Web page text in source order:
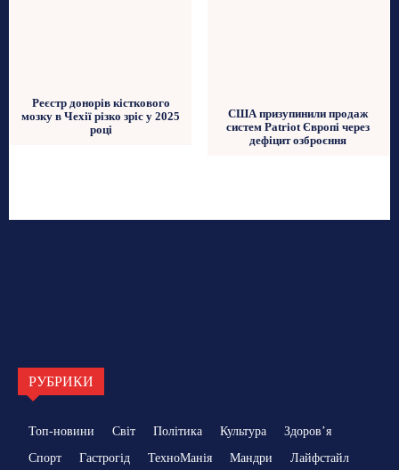
Реєстр донорів кісткового
мозку в Чехії різко зріс у 2025
році
США призупинили продаж
систем Patriot Європі через
дефіцит озброєння
РУБРИКИ
Топ-новини Світ Політика Культура
Здоровʼя
Спорт
Гастрогід ТехноМанія Мандри
Лайфстайл